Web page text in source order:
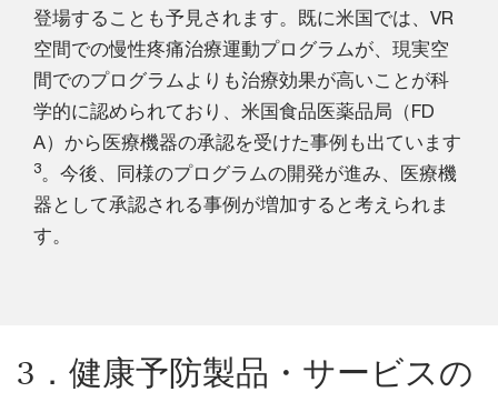
登場することも予見されます。既に米国では、VR
空間での慢性疼痛治療運動プログラムが、現実空
間でのプログラムよりも治療効果が高いことが科
学的に認められており、米国食品医薬品局（FD
A）から医療機器の承認を受けた事例も出ています
3。今後、同様のプログラムの開発が進み、医療機
器として承認される事例が増加すると考えられま
す。
3．健康予防製品・サービスの